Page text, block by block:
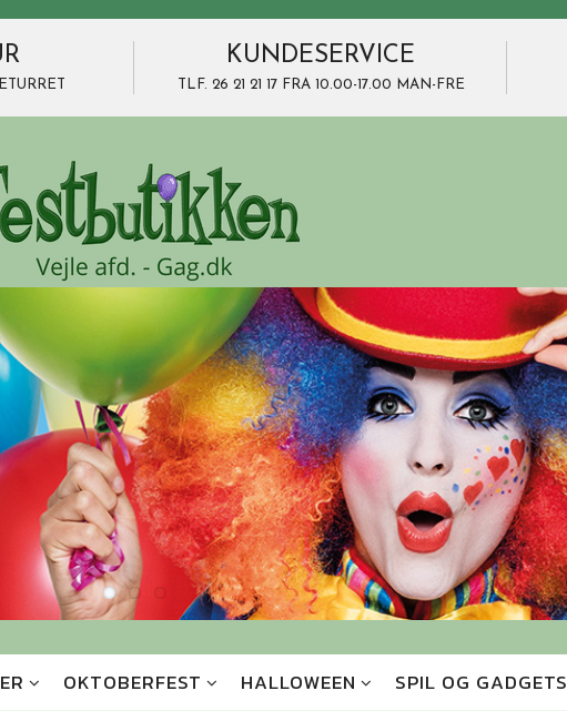
KUNDESERVICE
TLF. 26 21 21 17 FRA 10.00-17.00 MAN-FRE
OKTOBERFEST HALLOWEEN SPIL OG GADGETS